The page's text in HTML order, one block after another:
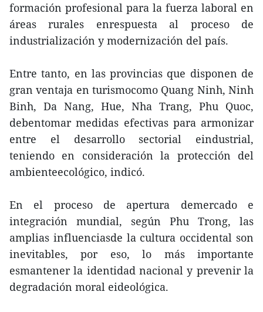
formación profesional para la fuerza laboral en
áreas rurales enrespuesta al proceso de
industrialización y modernización del país.
Entre tanto, en las provincias que disponen de
gran ventaja en turismocomo Quang Ninh, Ninh
Binh, Da Nang, Hue, Nha Trang, Phu Quoc,
debentomar medidas efectivas para armonizar
entre el desarrollo sectorial eindustrial,
teniendo en consideración la protección del
ambienteecológico, indicó.
En el proceso de apertura demercado e
integración mundial, según Phu Trong, las
amplias influenciasde la cultura occidental son
inevitables, por eso, lo más importante
esmantener la identidad nacional y prevenir la
degradación moral eideológica.